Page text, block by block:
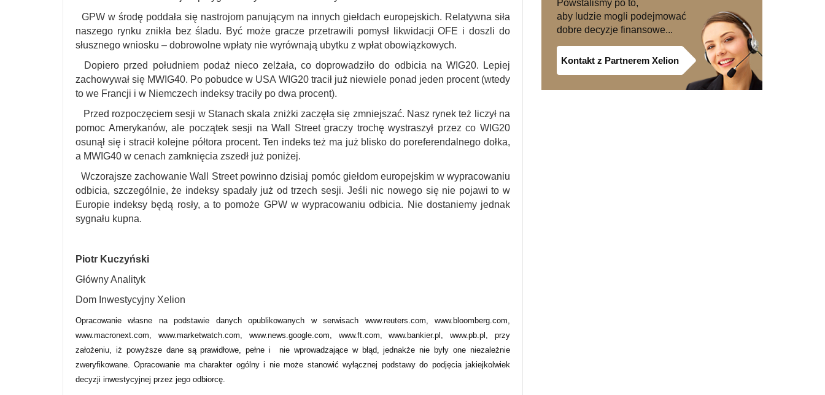
GPW w środę poddała się nastrojom panującym na innych giełdach europejskich. Relatywna siła
naszego rynku znikła bez śladu. Być może gracze przetrawili pomysł likwidacji OFE i doszli do
słusznego wniosku – dobrowolne wpłaty nie wyrównają ubytku z wpłat obowiązkowych.
Dopiero przed południem podaż nieco zelżała, co doprowadziło do odbicia na WIG20. Lepiej
zachowywał się MWIG40. Po pobudce w USA WIG20 tracił już niewiele ponad jeden procent (wtedy
to we Francji i w Niemczech indeksy traciły po dwa procent).
Przed rozpoczęciem sesji w Stanach skala zniżki zaczęła się zmniejszać. Nasz rynek też liczył na
pomoc Amerykanów, ale początek sesji na Wall Street graczy trochę wystraszył przez co WIG20
osunął się i stracił kolejne półtora procent. Ten indeks też ma już blisko do poreferendalnego dołka,
a MWIG40 w cenach zamknięcia zszedł już poniżej.
Wczorajsze zachowanie Wall Street powinno dzisiaj pomóc giełdom europejskim w wypracowaniu
odbicia, szczególnie, że indeksy spadały już od trzech sesji. Jeśli nic nowego się nie pojawi to w
Europie indeksy będą rosły, a to pomoże GPW w wypracowaniu odbicia. Nie dostaniemy jednak
sygnału kupna.
Piotr Kuczyński
Główny Analityk
Dom Inwestycyjny Xelion
Opracowanie własne na podstawie danych opublikowanych w serwisach www.reuters.com, www.bloomberg.com,
www.macronext.com, www.marketwatch.com, www.news.google.com, www.ft.com, www.bankier.pl, www.pb.pl, przy
założeniu, iż powyższe dane są prawidłowe, pełne i nie wprowadzające w błąd, jednakże nie były one niezależnie
zweryfikowane. Opracowanie ma charakter ogólny i nie może stanowić wyłącznej podstawy do podjęcia jakiejkolwiek
decyzji inwestycyjnej przez jego odbiorcę.
Powstaliśmy po to,
aby ludzie mogli podejmować
dobre decyzje finansowe...
Kontakt z Partnerem Xelion